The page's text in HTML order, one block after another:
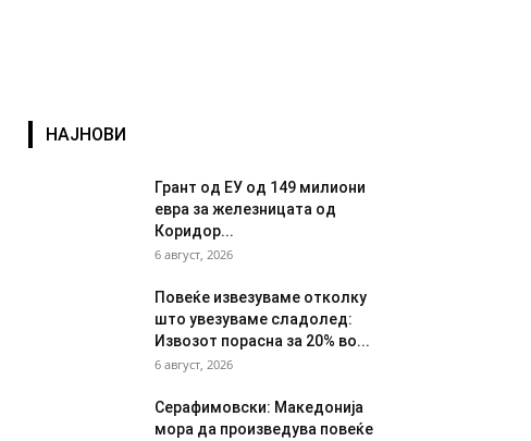
НАЈНОВИ
Грант од ЕУ од 149 милиони
евра за железницата од
Коридор...
6 август, 2026
Повеќе извезуваме отколку
што увезуваме сладолед:
Извозот порасна за 20% во...
6 август, 2026
Серафимовски: Македонија
мора да произведува повеќе